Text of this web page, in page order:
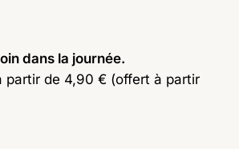
dans la journée.
partir de 4,90 € (offert à partir